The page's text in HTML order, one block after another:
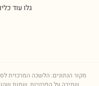
גלו עוד
מקור הנתונים: הלשכה המרכזית